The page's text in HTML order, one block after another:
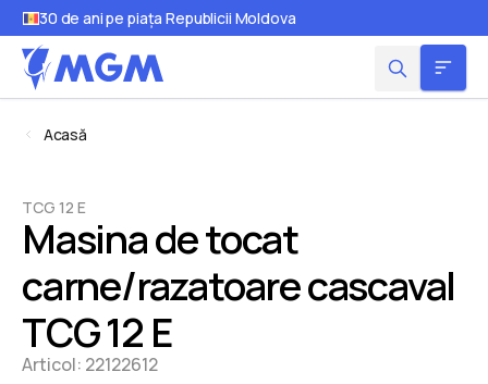
30 de ani pe piața Republicii Moldova
Acasă
TCG 12 E
Masina de tocat
carne/razatoare cascaval
TCG 12 E
Articol: 22122612